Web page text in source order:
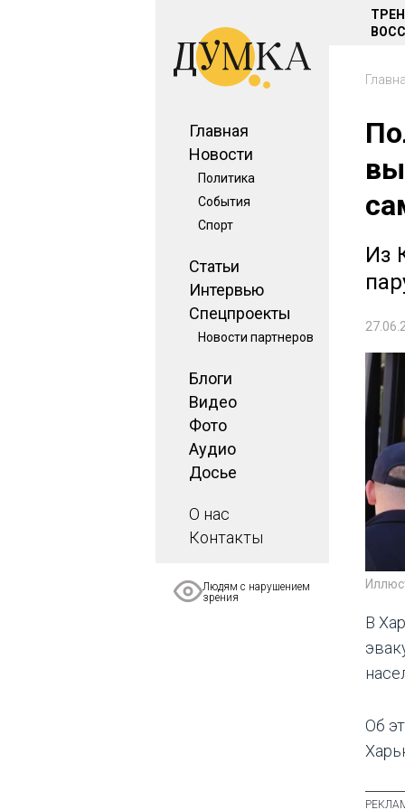
Главная
Новости
Политика
События
Спорт
Статьи
Интервью
Спецпроекты
Новости партнеров
Блоги
Видео
Фото
Аудио
Досье
О нас
Контакты
Людям с нарушением
зрения
Из
В
Об